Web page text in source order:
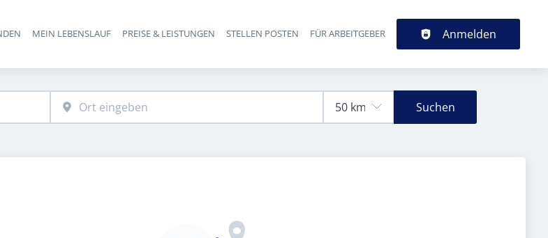
Haupt-Navigation
MEIN LEBENSLAUF PREISE & LEISTUNGEN STELLEN POSTEN FÜR ARBEITGEBER Anmelden
Suchen